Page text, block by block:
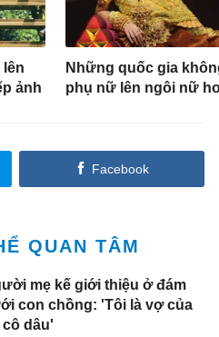
lên
ảnh
Những quốc gia
phụ nữ lên ngôi nữ
Facebook
QUAN TÂM
mẹ kế giới thiệu ở đám
con chồng: 'Tôi là vợ của
cô dâu'